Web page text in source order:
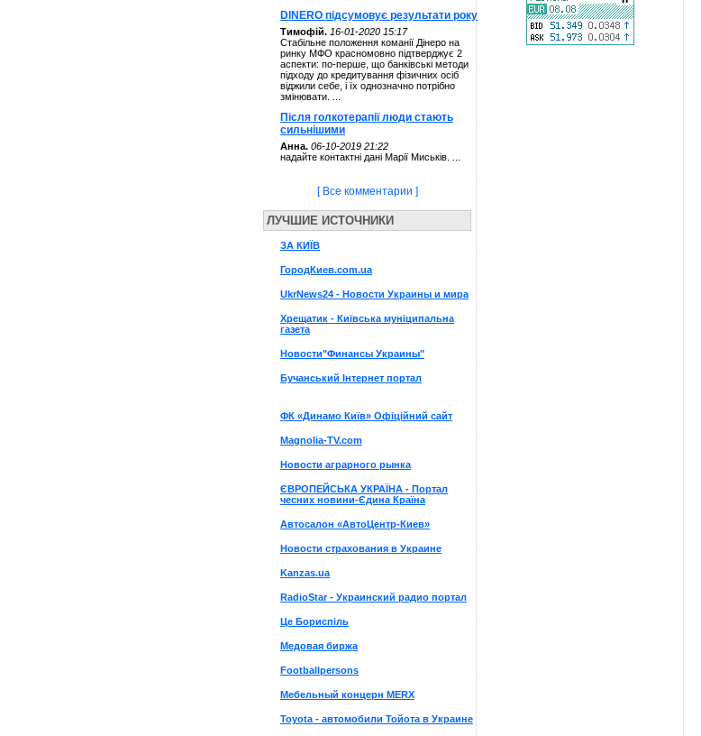
DINERO підсумовує результати року
Тимофій. 16-01-2020 15:17
Стабільне положення команії Дінеро на
ринку МФО красномовно підтверджує 2
аспекти: по-перше, що банківські методи
підходу до кредитування фізичних осіб
віджили себе, і їх однозначно потрібно
змінювати. ...
Після голкотерапії люди стають
сильнішими
Анна. 06-10-2019 21:22
надайте контактні дані Марії Миськів. ...
[ Все комментарии ]
ЛУЧШИЕ ИСТОЧНИКИ
ЗА КИЇВ
ГородКиев.com.ua
UkrNews24 - Новости Украины и мира
Хрещатик - Київська мунiципальна
газета
Новости"Финансы Украины"
Бучанський Інтернет портал
ФК «Динамо Київ» Офiцiйний сайт
Magnolia-TV.com
Новости аграрного рынка
ЄВРОПЕЙСЬКА УКРАЇНА - Портал
чесних новини-Єдина Країна
Aвтосалон «АвтоЦентр-Киев»
Новости страхования в Украине
Kanzas.ua
RadioStar - Украинский радио портал
Це Бориспіль
Медовая биржа
Footballpersons
Мебельный концерн MERX
Toyota - автомобили Тойота в Украине